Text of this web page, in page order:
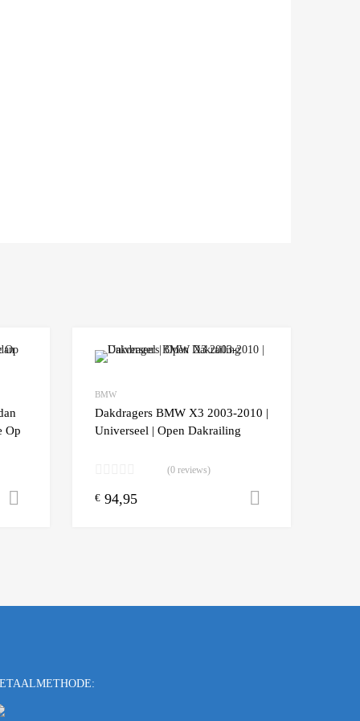
Add to Wishlist
Op
Toevoegen aan winkelwagen
BMW
Dakdragers BMW X3 2003-2010 |
Universeel | Open Dakrailing
(0 reviews)
€ 94,95